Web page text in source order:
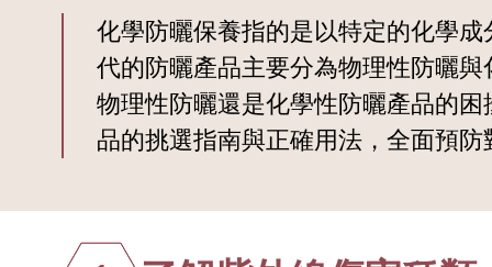
化學防曬保養指的是以特定的化學
代的防曬產品主要分為物理性防曬
物理性防曬還是化學性防曬產品的
品的挑選指南與正確用法，全面預